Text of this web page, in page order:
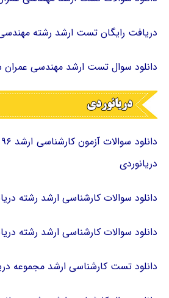
دریافت رایگان تست ارشد رشته مهندسی
دانلود سوال تست ارشد مهندسی عمران سال
دریانوردی
دانلود سوالات کارشناسی ارشد رشته
دانلود سوالات کارشناسی ارشد رشته
دانلود تست کارشناسی ارشد مجموعه